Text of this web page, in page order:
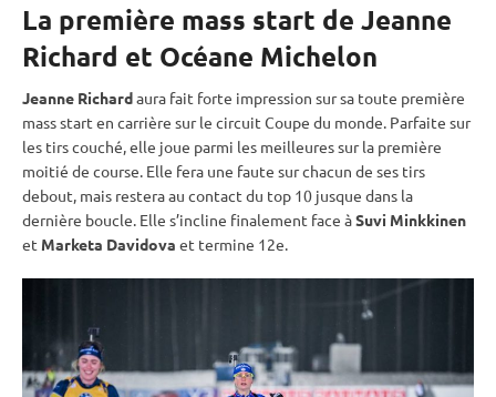
La première mass start de Jeanne
Richard et Océane Michelon
Jeanne Richardaura fait forte impression sur sa toute première
mass start en carrière sur le circuit Coupe du monde . Parfaite sur
les tirscouché , elle joue parmi les meilleures sur la première
moitié de course. Elle fera une faute sur chacun de ses tirs
debout , mais restera au contact du top 10 jusque dans la
dernière boucle. Elle s’incline finalement face àSuvi Minkkinen
et Marketa Davidova et termine 12e.